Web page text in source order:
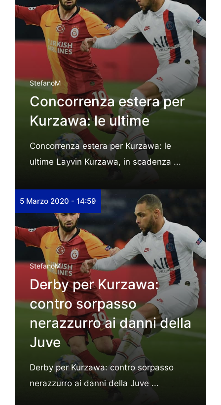
StefanoM
Concorrenza estera per
Kurzawa: le ultime
Concorrenza estera per Kurzawa: le
ultime Layvin Kurzawa, in scadenza ...
5 Marzo 2020 - 14:59
StefanoM
Derby per Kurzawa:
contro sorpasso
nerazzurro ai danni della
Juve
Derby per Kurzawa: contro sorpasso
nerazzurro ai danni della Juve ...